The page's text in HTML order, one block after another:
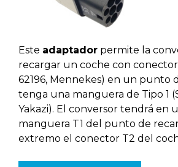
Este adaptador permite la
recargar un coche con conector
62196, Mennekes) en un punto
tenga una manguera de Tipo 1
Yakazi). El conversor tendrá en
manguera T1 del punto de
extremo el conector T2 del